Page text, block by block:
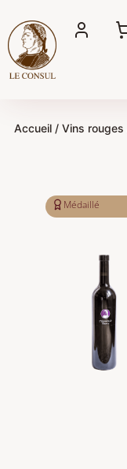
contenu
Accueil/ Vins rouges
Médaillé